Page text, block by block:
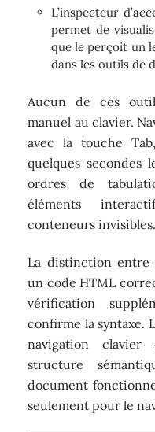
L’inspecteur
permet de
que le perçoit un
dans les outils de
Aucun de ces
manuel au clavier.
avec la touche
quelques secondes
ordres de
éléments
conteneurs invisibles.
La distinction entre
un code HTML
vérification
confirme la syntaxe.
navigation
structure
document
seulement pour le